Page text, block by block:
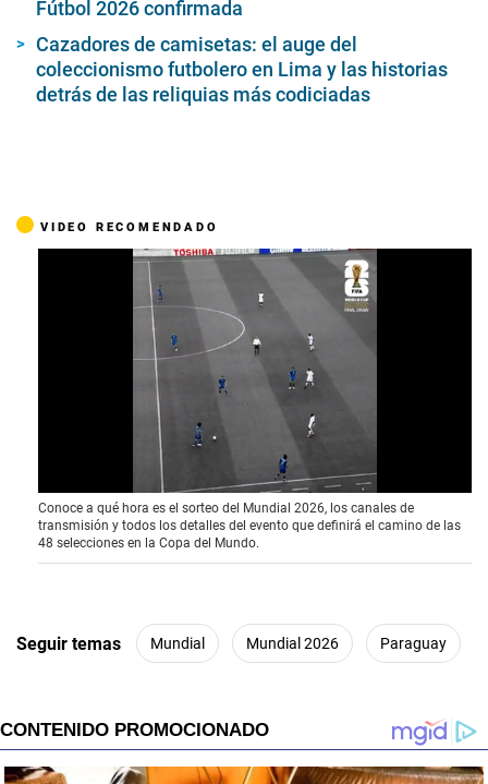
Fútbol 2026 confirmada
Cazadores de camisetas: el auge del
coleccionismo futbolero en Lima y las historias
detrás de las reliquias más codiciadas
VIDEO RECOMENDADO
0
o
f
4
1
o
n
Conoce a qué hora es el sorteo del Mundial 2026, los canales de
transmisión y todos los detalles del evento que definirá el camino de las
48 selecciones en la Copa del Mundo.
Seguir temas Mundial Mundial 2026 Paraguay